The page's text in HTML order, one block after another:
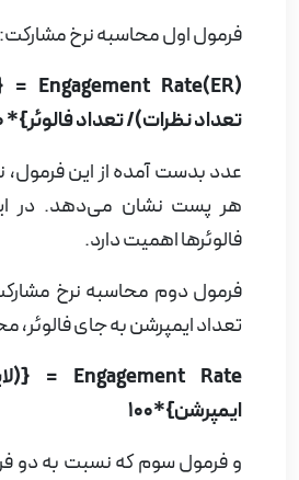
فرمول اول محاسبه نرخ مشارکت:
Engagement Rate(ER)
=
تعداد نظرات)/ تعداد فالوئر}* 100
عدد بدست آمده از این فرمول،
هر پست نشان می‌دهد. در
فالوئرها اهمیت دارد.
فرمول دوم محاسبه نرخ
تعداد ایمپرشن به جای
Engagement Rate
=
ایمپرشن}*100
و فرمول سوم که نسبت به دو